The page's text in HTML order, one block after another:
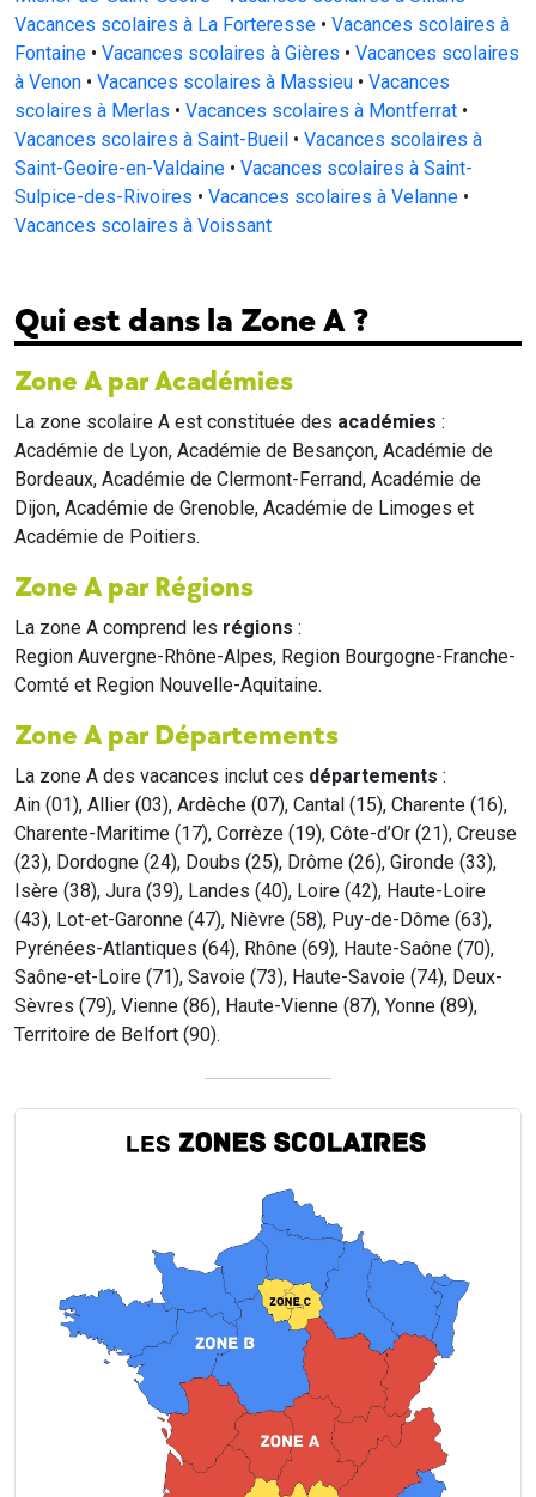
Vacances scolaires à La Forteresse • Vacances scolaires à
Fontaine • Vacances scolaires à Gières • Vacances scolaires
à Venon • Vacances scolaires à Massieu • Vacances
scolaires à Merlas • Vacances scolaires à Montferrat •
Vacances scolaires à Saint-Bueil • Vacances scolaires à
Saint-Geoire-en-Valdaine • Vacances scolaires à Saint-
Sulpice-des-Rivoires • Vacances scolaires à Velanne •
Vacances scolaires à Voissant
Qui est dans la Zone A ?
Zone A par Académies
La zone scolaire A est constituée des académies :
Académie de Lyon, Académie de Besançon, Académie de
Bordeaux, Académie de Clermont-Ferrand, Académie de
Dijon, Académie de Grenoble, Académie de Limoges et
Académie de Poitiers.
Zone A par Régions
La zone A comprend les régions :
Region Auvergne-Rhône-Alpes, Region Bourgogne-Franche-
Comté et Region Nouvelle-Aquitaine.
Zone A par Départements
La zone A des vacances inclut ces départements :
Ain (01), Allier (03), Ardèche (07), Cantal (15), Charente (16),
Charente-Maritime (17), Corrèze (19), Côte-d’Or (21), Creuse
(23), Dordogne (24), Doubs (25), Drôme (26), Gironde (33),
Isère (38), Jura (39), Landes (40), Loire (42), Haute-Loire
(43), Lot-et-Garonne (47), Nièvre (58), Puy-de-Dôme (63),
Pyrénées-Atlantiques (64), Rhône (69), Haute-Saône (70),
Saône-et-Loire (71), Savoie (73), Haute-Savoie (74), Deux-
Sèvres (79), Vienne (86), Haute-Vienne (87), Yonne (89),
Territoire de Belfort (90).